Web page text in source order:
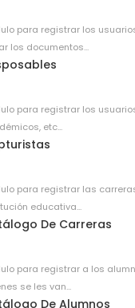
para registrar los
los documentos...
para registrar los
etc...
para registrar las
educativa...
De Carreras
para registrar a los
se les van...
De Alumnos